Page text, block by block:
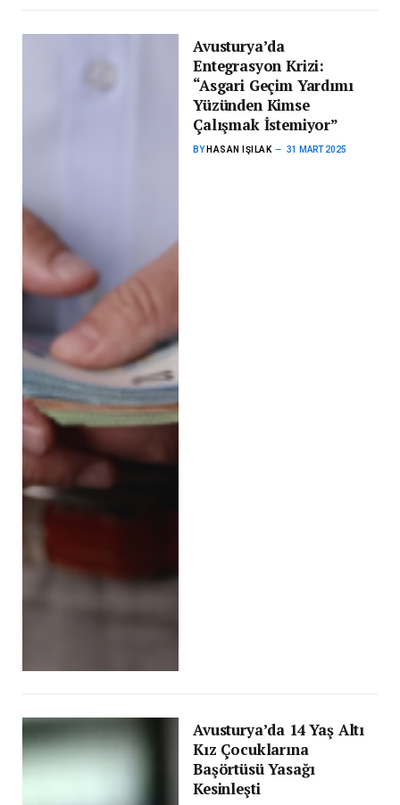
Avusturya’da
Entegrasyon Krizi:
“Asgari Geçim Yardımı
Yüzünden Kimse
Çalışmak İstemiyor”
BY HASAN IŞILAK 31 MART 2025
Avusturya’da 14 Yaş Altı
Kız Çocuklarına
Başörtüsü Yasağı
Kesinleşti